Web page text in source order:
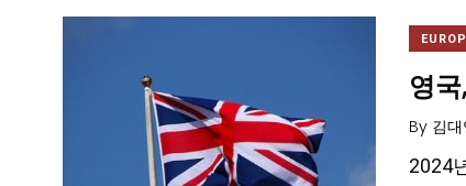
영
By 김대
2024